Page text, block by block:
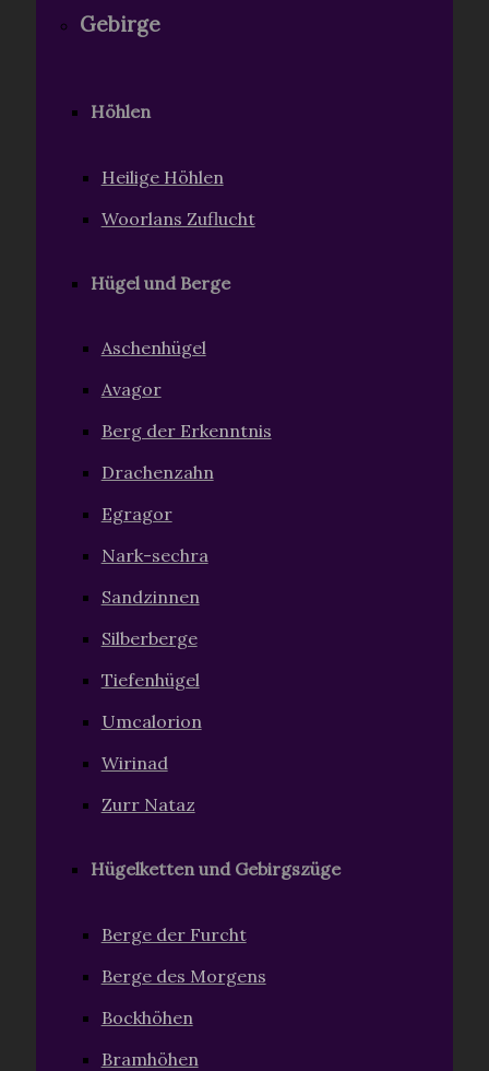
Gebirge
Höhlen
Heilige Höhlen
Woorlans Zuflucht
Hügel und Berge
Aschenhügel
Avagor
Berg der Erkenntnis
Drachenzahn
Egragor
Nark-sechra
Sandzinnen
Silberberge
Tiefenhügel
Umcalorion
Wirinad
Zurr Nataz
Hügelketten und Gebirgszüge
Berge der Furcht
Berge des Morgens
Bockhöhen
Bramhöhen